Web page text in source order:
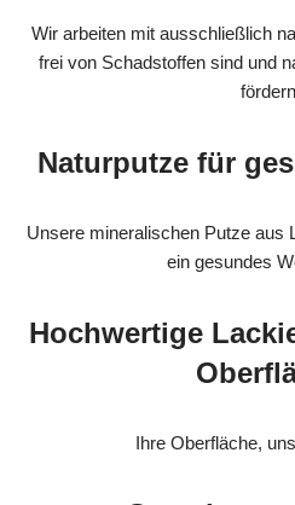
Wir arbeiten mit ausschließlich
frei von Schadstoffen sind und
Naturputze für
Unsere mineralischen Putze aus
ein gesundes
Hochwertige
Ihre Oberfläche,